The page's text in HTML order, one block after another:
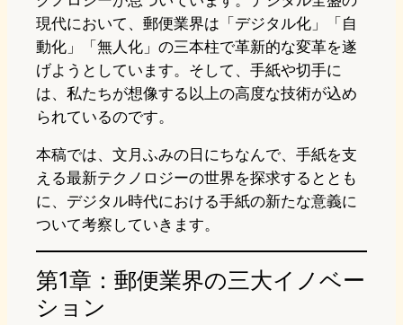
現代において、郵便業界は「デジタル化」「自
動化」「無人化」の三本柱で革新的な変革を遂
げようとしています。そして、手紙や切手に
は、私たちが想像する以上の高度な技術が込め
られているのです。
本稿では、文月ふみの日にちなんで、手紙を支
える最新テクノロジーの世界を探求するととも
に、デジタル時代における手紙の新たな意義に
ついて考察していきます。
第1章：郵便業界の三大イノベー
ション